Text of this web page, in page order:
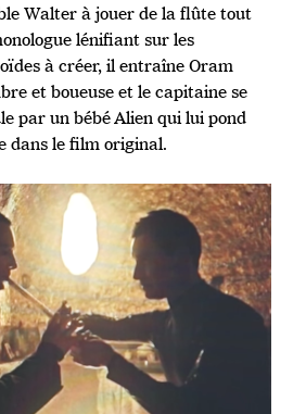
Walter à jouer de la flûte tout
lénifiant sur les
à créer, il entraîne Oram
et boueuse et le capitaine se
par un bébé Alien qui lui pond
dans le film original.